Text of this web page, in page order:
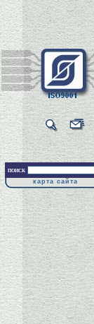
поиск
карта сайта